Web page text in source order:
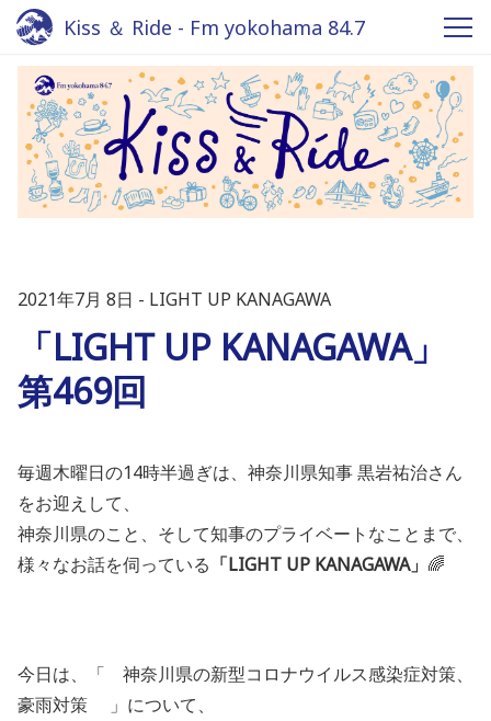
Kiss ＆ Ride - Fm yokohama 84.7
2021年7月 8日 LIGHT UP KANAGAWA
「LIGHT UP KANAGAWA」
第469回
毎週木曜日の14時半過ぎは、神奈川県知事 黒岩祐治さん
をお迎えして、
神奈川県のこと、そして知事のプライベートなことまで、
様々なお話を伺っている 「LIGHT UP KANAGAWA」 🌈
今日は、「 神奈川県の新型コロナウイルス感染症対策、
豪雨対策
」について、